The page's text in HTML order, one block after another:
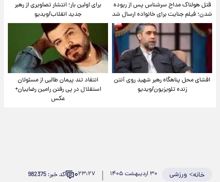
قتل هولناک مداح سرشناس پس از ربوده
شدن؛ فیلم جنایت برای خانواده ارسال شد
برای اولین بار؛ انتشار تصاویری از رهبر
جدید انقلاب/ویدیو
افشای محل پناهگاه‌ رهبر شهید روی آنتن
زنده تلویزیون/ویدیو
انتقاد تند پیمان طالبی از مسئولان
استقلال در پی رفتن رامین رضاییان+
عکس
خانه> ورزشی ۳۰ اردیبهشت ۱۴۰۵ ۲۳:۲۷۰ کد خبر: 982375